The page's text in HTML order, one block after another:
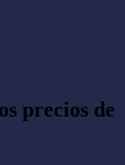
precios de